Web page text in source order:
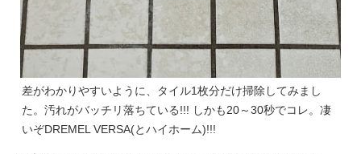
差がわかりやすいように、タイル1枚分だけ掃除してみまし
た。汚れがバッチリ落ちている!!! しかも20～30秒でコレ。凄
いぞDREMEL VERSA(とハイホーム)!!!